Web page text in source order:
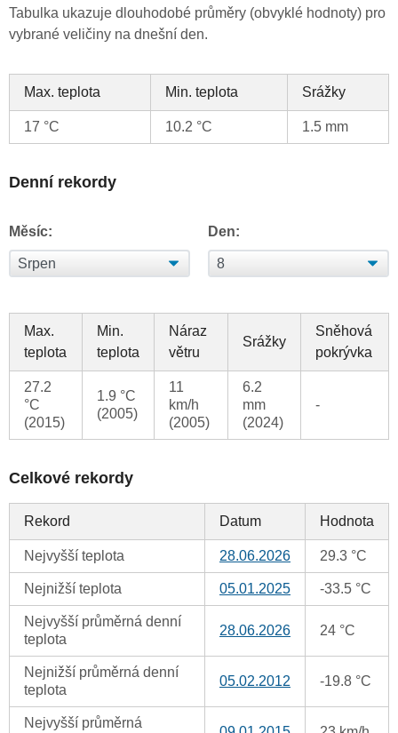
Tabulka ukazuje dlouhodobé průměry (obvyklé hodnoty) pro
vybrané veličiny na dnešní den.
Max. teplota Min. teplota Srážky
17 °C 10.2 °C 1.5 mm
Denní rekordy
Měsíc: Den:
Max.
teplota
Min.
teplota
Náraz
větru
Srážky
Sněhová
pokrývka
27.2
°C
(2015)
1.9 °C
(2005)
11
km/h
(2005)
6.2
mm
(2024)
-
Celkové rekordy
Rekord Datum Hodnota
Nejvyšší teplota 28.06.2026 29.3 °C
Nejnižší teplota 05.01.2025 -33.5 °C
Nejvyšší průměrná denní
teplota
28.06.2026 24 °C
Nejnižší průměrná denní
teplota
05.02.2012 -19.8 °C
Nejvyšší průměrná